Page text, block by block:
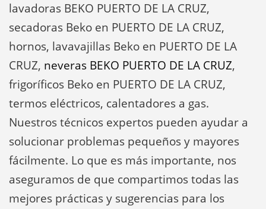
lavadoras BEKO PUERTO DE LA CRUZ,
secadoras Beko en PUERTO DE LA CRUZ,
hornos, lavavajillas Beko en PUERTO DE LA
CRUZ, neveras BEKO PUERTO DE LA CRUZ,
frigoríficos Beko en PUERTO DE LA CRUZ,
termos eléctricos, calentadores a gas.
Nuestros técnicos expertos pueden ayudar a
solucionar problemas pequeños y mayores
fácilmente. Lo que es más importante, nos
aseguramos de que compartimos todas las
mejores prácticas y sugerencias para los